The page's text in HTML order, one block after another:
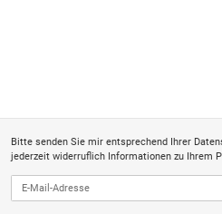
Bitte senden Sie mir entsprechend Ihrer
jederzeit widerruflich Informationen zu Ihrem